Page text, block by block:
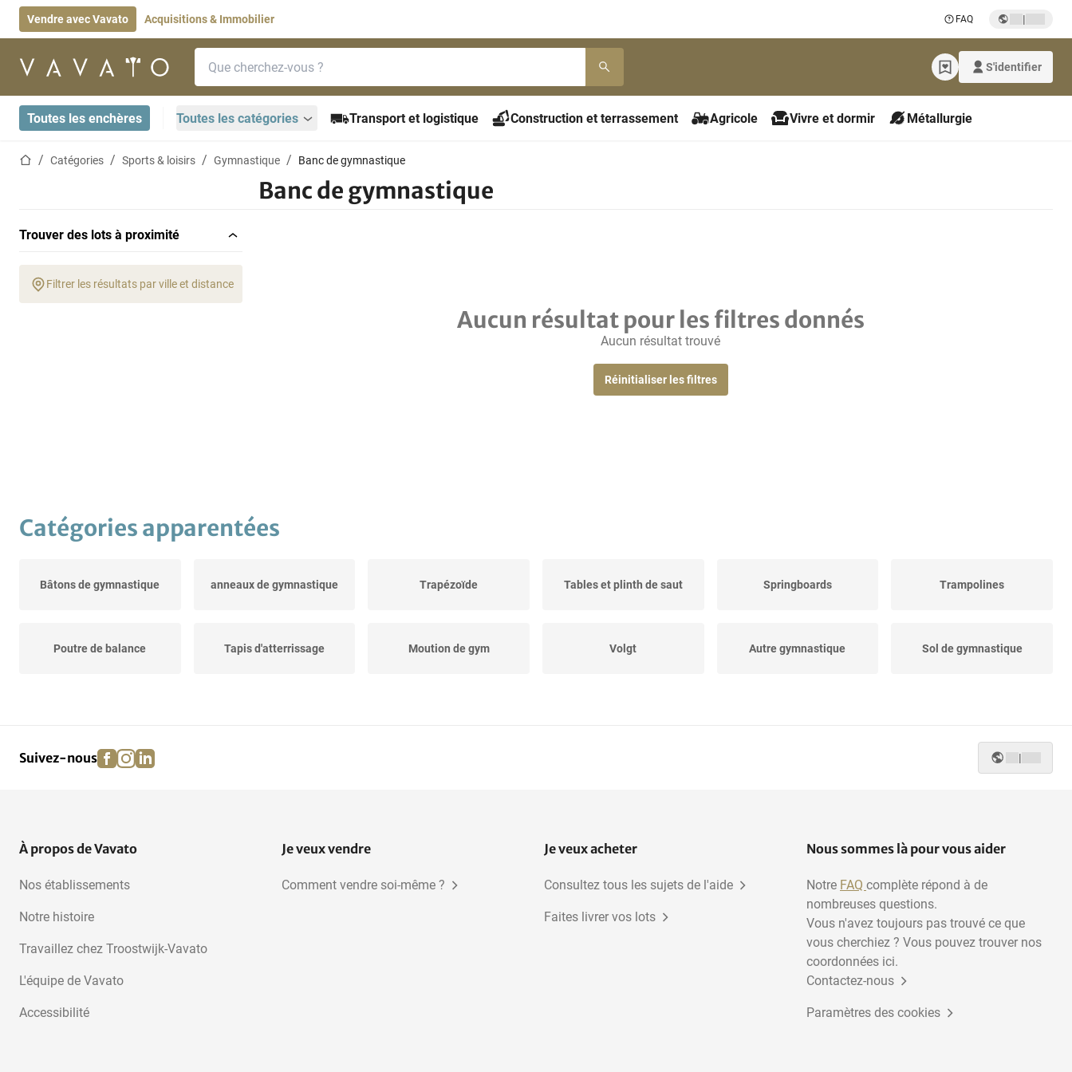
Vendre avec Vavato Acquisitions & Immobilier FAQ |
Page d'accueil S'identifier
Toutes les enchères Toutes les catégories Transport et logistique Construction et terrassement Agricole Vivre et dormir Métallurgie
Page d'accueil
Catégories Sports & loisirs Gymnastique Banc de gymnastique
Banc de gymnastique
Trouver des lots à proximité
Filtrer les résultats par ville et distance
Aucun résultat pour les filtres donnés
Aucun résultat trouvé
Réinitialiser les filtres
Catégories apparentées
Bâtons de gymnastique anneaux de gymnastique Trapézoïde Tables et plinth de saut Springboards Trampolines
Poutre de balance Tapis d'atterrissage Moution de gym Volgt Autre gymnastique Sol de gymnastique
Suivez-nous facebook
instagram
linkedin |
À propos de Vavato
Nos établissements
Notre histoire
Travaillez chez Troostwijk-Vavato
L'équipe de Vavato
Accessibilité
Je veux vendre
Comment vendre soi-même ?
Je veux acheter
Consultez tous les sujets de l'aide
Faites livrer vos lots
Nous sommes là pour vous aider
Notre FAQ complète répond à de
nombreuses questions.
Vous n'avez toujours pas trouvé ce que
vous cherchiez ? Vous pouvez trouver nos
coordonnées ici.
Contactez-nous
Paramètres des cookies